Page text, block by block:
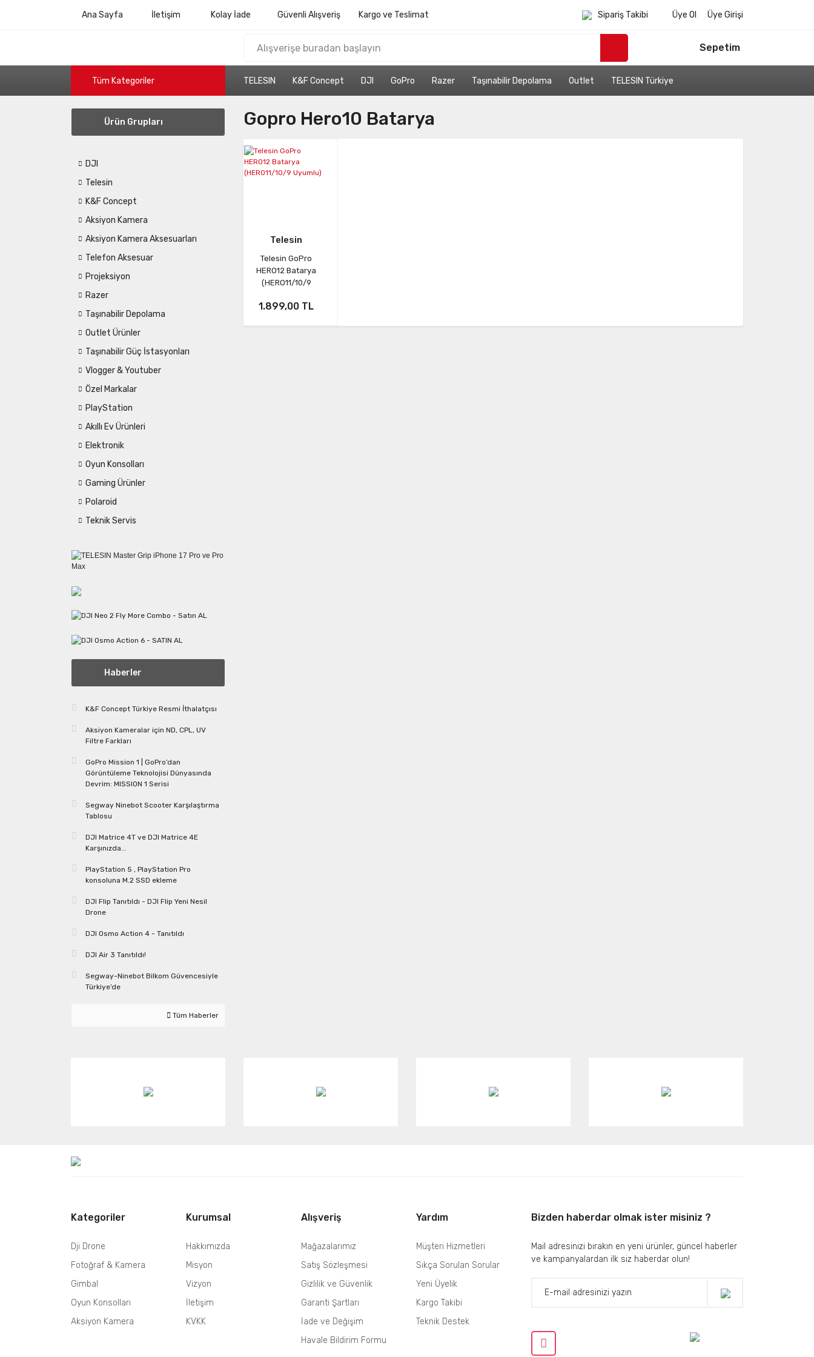
Ana Sayfa İletişim Kolay İade Güvenli Alışveriş Kargo ve Teslimat Sipariş Takibi Üye Ol Üye Girişi
Sepetim
Tüm Kategoriler TELESIN K&F Concept DJI GoPro Razer Taşınabilir Depolama Outlet TELESIN Türkiye
Ürün Grupları
DJI
Telesin
K&F Concept
Aksiyon Kamera
Aksiyon Kamera Aksesuarları
Telefon Aksesuar
Projeksiyon
Razer
Taşınabilir Depolama
Outlet Ürünler
Taşınabilir Güç İstasyonları
Vlogger & Youtuber
Özel Markalar
PlayStation
Akıllı Ev Ürünleri
Elektronik
Oyun Konsolları
Gaming Ürünler
Polaroid
Teknik Servis
Haberler
K&F Concept Türkiye Resmi İthalatçısı
Aksiyon Kameralar için ND, CPL, UV
Filtre Farkları
GoPro Mission 1 | GoPro’dan
Görüntüleme Teknolojisi Dünyasında
Devrim: MISSION 1 Serisi
Segway Ninebot Scooter Karşılaştırma
Tablosu
DJI Matrice 4T ve DJI Matrice 4E
Karşınızda...
PlayStation 5 , PlayStation Pro
konsoluna M.2 SSD ekleme
DJI Flip Tanıtıldı - DJI Flip Yeni Nesil
Drone
DJI Osmo Action 4 - Tanıtıldı
DJI Air 3 Tanıtıldı!
Segway-Ninebot Bilkom Güvencesiyle
Türkiye’de
Tüm Haberler
Gopro Hero10 Batarya
Telesin
Telesin GoPro
HERO12 Batarya
(HERO11/10/9
1.899,00 TL
Kategoriler
Dji Drone
Fotoğraf & Kamera
Gimbal
Oyun Konsolları
Aksiyon Kamera
Kurumsal
Hakkımızda
Misyon
Vizyon
İletişim
KVKK
Alışveriş
Mağazalarımız
Satış Sözleşmesi
Gizlilik ve Güvenlik
Garanti Şartları
İade ve Değişim
Havale Bildirim Formu
Yardım
Müşteri Hizmetleri
Sıkça Sorulan Sorular
Yeni Üyelik
Kargo Takibi
Teknik Destek
Bizden haberdar olmak ister misiniz ?
Mail adresinizi bırakın en yeni ürünler, güncel haberler
ve kampanyalardan ilk siz haberdar olun!